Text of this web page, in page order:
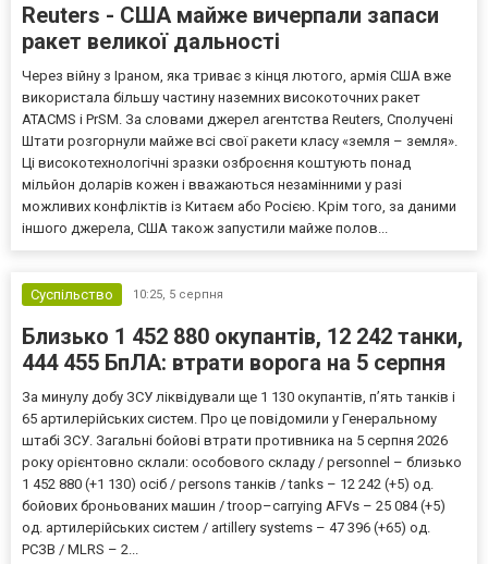
Reuters - США майже вичерпали запаси
ракет великої дальності
Через війну з Іраном, яка триває з кінця лютого, армія США вже
використала більшу частину наземних високоточних ракет
ATACMS і PrSM. За словами джерел агентства Reuters, Сполучені
Штати розгорнули майже всі свої ракети класу «земля – земля».
Ці високотехнологічні зразки озброєння коштують понад
мільйон доларів кожен і вважаються незамінними у разі
можливих конфліктів із Китаєм або Росією. Крім того, за даними
іншого джерела, США також запустили майже полов...
Суспільство 10:25, 5 серпня
Близько 1 452 880 окупантів, 12 242 танки,
444 455 БпЛА: втрати ворога на 5 серпня
За минулу добу ЗСУ ліквідували ще 1 130 окупантів, пʼять танків і
65 артилерійських систем. Про це повідомили у Генеральному
штабі ЗСУ. Загальні бойові втрати противника на 5 серпня 2026
року орієнтовно склали: особового складу / personnel – близько
1 452 880 (+1 130) осіб / persons танків / tanks – 12 242 (+5) од.
бойових броньованих машин / troop–carrying AFVs – 25 084 (+5)
од. артилерійських систем / artillery systems – 47 396 (+65) од.
РСЗВ / MLRS – 2...